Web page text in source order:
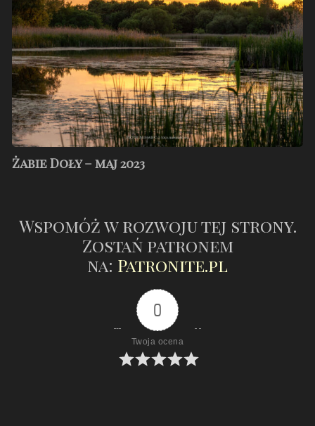
maj
2023
Żabie Doły – maj 2023
Wspomóż w rozwoju tej strony.
Zostań patronem
na: Patronite.pl
0
Twoja ocena